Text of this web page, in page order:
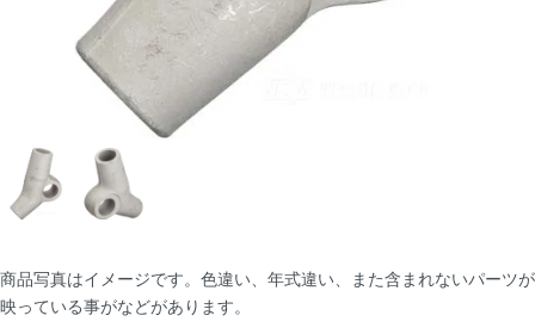
商品写真はイメージです。色違い、年式違い、また含まれないパーツが
映っている事がなどがあります。